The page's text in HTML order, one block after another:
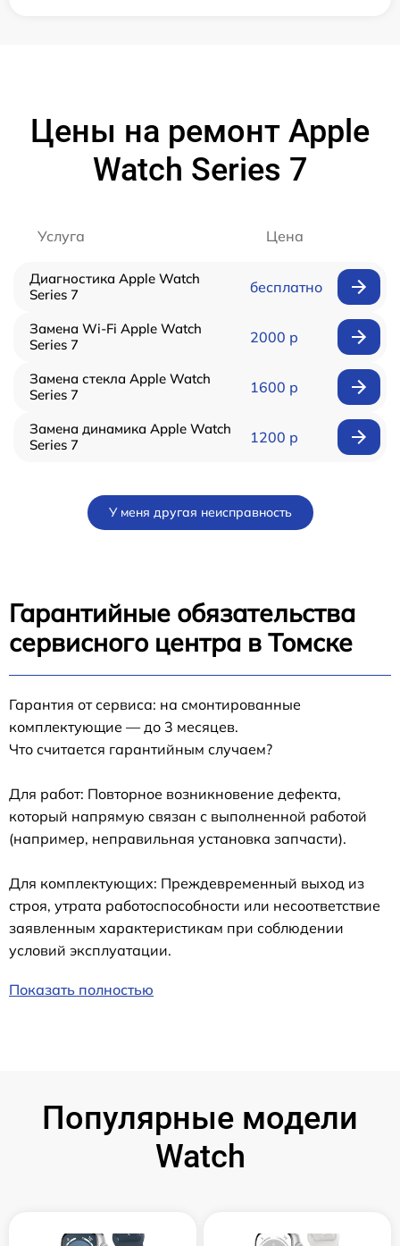
Цены на ремонт Apple
Watch Series 7
Услуга Цена
Диагностика Apple Watch
Series 7
бесплатно
Замена Wi-Fi Apple Watch
Series 7
2000 р
Замена стекла Apple Watch
Series 7
1600 р
Замена динамика Apple Watch
Series 7
1200 р
У меня другая неисправность
Гарантийные обязательства
сервисного центра в Томске
Гарантия от сервиса: на смонтированные
комплектующие — до 3 месяцев.
Что считается гарантийным случаем?
Для работ: Повторное возникновение дефекта,
который напрямую связан с выполненной работой
(например, неправильная установка запчасти).
Для комплектующих: Преждевременный выход из
строя, утрата работоспособности или несоответствие
заявленным характеристикам при соблюдении
условий эксплуатации.
Показать полностью
Популярные модели
Watch